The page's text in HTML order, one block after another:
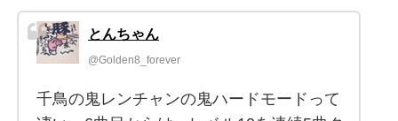
とんちゃん
@Golden8_forever
千鳥の鬼レンチャンの鬼ハードモードって